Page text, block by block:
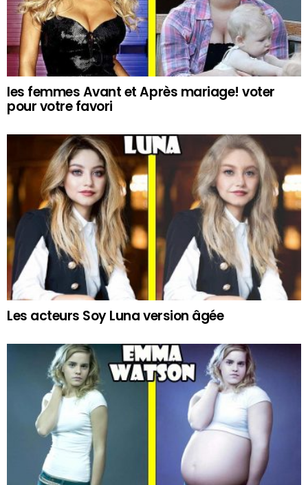
les femmes Avant et Après mariage! voter
pour votre favori
Les acteurs Soy Luna version âgée